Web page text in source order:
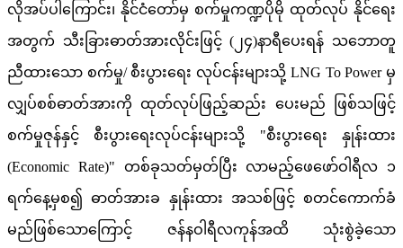
လိုအပ်ပါကြောင်း၊ နိုင်ငံတော်မှ စက်မှုကဏ္ဍပိုမို ထုတ်လုပ် နိုင်ရေး
အတွက် သီးခြားဓာတ်အားလိုင်းဖြင့် (၂၄)နာရီပေးရန် သဘောတူ
ညီထားသော စက်မှု/ စီးပွားရေး လုပ်ငန်းများသို့ LNG To Power မှ
လျှပ်စစ်ဓာတ်အားကို ထုတ်လုပ်ဖြည့်ဆည်း ပေးမည် ဖြစ်သဖြင့်
စက်မှုဇုန်နှင့် စီးပွားရေးလုပ်ငန်းများသို့ "စီးပွားရေး နှုန်းထား
(Economic Rate)" တစ်ခုသတ်မှတ်ပြီး လာမည့်ဖေဖော်ဝါရီလ ၁
ရက်နေ့မှစ၍ ဓာတ်အားခ နှုန်းထား အသစ်ဖြင့် စတင်ကောက်ခံ
မည်ဖြစ်သောကြောင့် ဇန်နဝါရီလကုန်အထိ သုံးစွဲခဲ့သော